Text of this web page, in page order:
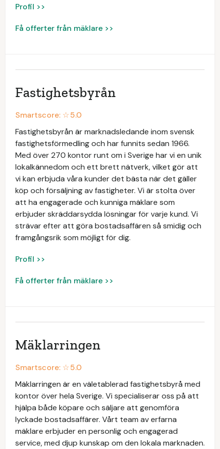
Profil >>
Få offerter från mäklare >>
Fastighetsbyrån
Smartscore: ☆5.0
Fastighetsbyrån är marknadsledande inom svensk
fastighetsförmedling och har funnits sedan 1966.
Med över 270 kontor runt om i Sverige har vi en unik
lokalkännedom och ett brett nätverk, vilket gör att
vi kan erbjuda våra kunder det bästa när det gäller
köp och försäljning av fastigheter. Vi är stolta över
att ha engagerade och kunniga mäklare som
erbjuder skräddarsydda lösningar för varje kund. Vi
strävar efter att göra bostadsaffären så smidig och
framgångsrik som möjligt för dig.
Profil >>
Få offerter från mäklare >>
Mäklarringen
Smartscore: ☆5.0
Mäklarringen är en väletablerad fastighetsbyrå med
kontor över hela Sverige. Vi specialiserar oss på att
hjälpa både köpare och säljare att genomföra
lyckade bostadsaffärer. Vårt team av erfarna
mäklare erbjuder en personlig och engagerad
service, med djup kunskap om den lokala marknaden.